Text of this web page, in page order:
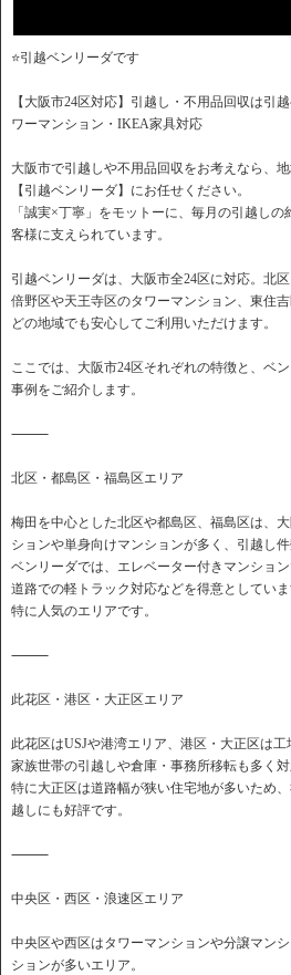
⭐️引越ベンリーダです
【大阪市24区対応】引越し・不用品回収は引
ワーマンション・IKEA家具対応
大阪市で引越しや不用品回収をお考えなら、
【引越ベンリーダ】にお任せください。
「誠実×丁寧」をモットーに、毎月の引越し
客様に支えられています。
引越ベンリーダは、大阪市全24区に対応。北
倍野区や天王寺区のタワーマンション、東住
どの地域でも安心してご利用いただけます。
ここでは、大阪市24区それぞれの特徴と、ベ
事例をご紹介します。
⸻
北区・都島区・福島区エリア
梅田を中心とした北区や都島区、福島区は、
ションや単身向けマンションが多く、引越し
ベンリーダでは、エレベーター付きマンショ
道路での軽トラック対応などを得意としてい
特に人気のエリアです。
⸻
此花区・港区・大正区エリア
此花区はUSJや港湾エリア、港区・大正区は
家族世帯の引越しや倉庫・事務所移転も多く対
特に大正区は道路幅が狭い住宅地が多いため
越しにも好評です。
⸻
中央区・西区・浪速区エリア
中央区や西区はタワーマンションや分譲マン
ションが多いエリア。